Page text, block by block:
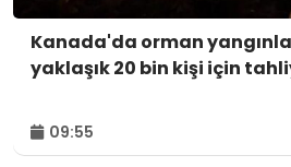
Kanada'da orman
yaklaşık 20 bin kişi için
09:55